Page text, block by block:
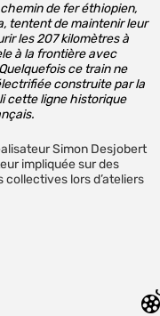
de fer éthiopien,
tentent de maintenir leur
les 207 kilomètres à
à la frontière avec
ce train ne
construite par la
cette ligne historique
Simon Desjobert
impliquée sur des
lors d’ateliers